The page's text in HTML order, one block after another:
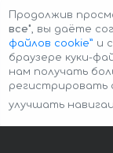
Авторские
Продолжив
все", вы даёте
файлов cookie” и
браузере куки-
нам получать
регистрировать
улучшать